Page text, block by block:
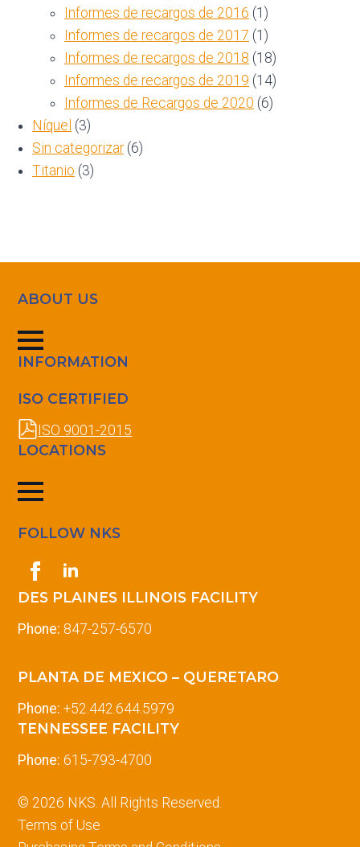
Informes de recargos de 2016 (1)
Informes de recargos de 2017 (1)
Informes de recargos de 2018 (18)
Informes de recargos de 2019 (14)
Informes de Recargos de 2020 (6)
Níquel (3)
Sin categorizar(6)
Titanio (3)
ABOUT US
INFORMATION
ISO CERTIFIED
ISO 9001-2015
LOCATIONS
FOLLOW NKS
DES PLAINES ILLINOIS FACILITY
Phone: 847-257-6570
PLANTA DE MEXICO – QUERETARO
Phone: +52.442.644.5979
TENNESSEE FACILITY
Phone: 615-793-4700
© 2026 NKS. All Rights Reserved.
Terms of Use